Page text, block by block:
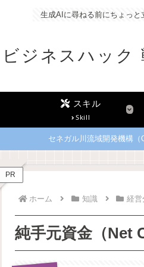
生成AIに尋ねる前にちょっと
ビジネスハック
スキル
Skill
セネガル川流域開発機構（
PR
ホーム 知識 経営
純手元資金（Net